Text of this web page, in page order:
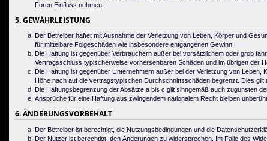
Foren Einfluss nehmen.
5. GEWÄHRLEISTUNG
Der Betreiber haftet mit Ausnahme der Verletzung von Leben, Körper und
für mittelbare Folgeschäden wie insbesondere entgangenen Gewinn.
Die Haftung ist gegenüber Verbrauchern außer bei vorsätzlichem oder grob
Vertragsschluss typischerweise vorhersehbaren Schäden und im übrigen der
Die Haftung ist gegenüber Unternehmern außer bei der Verletzung von
Höhe nach auf die vertragstypischen Durchschnittsschäden begrenzt. Dies
Die Haftungsbegrenzung der Absätze a bis c gilt sinngemäß auch zugunsten
Ansprüche für eine Haftung aus zwingendem nationalem Recht bleiben
6. ÄNDERUNGSVORBEHALT
Der Betreiber ist berechtigt, die Nutzungsbedingungen und die
Der Nutzer ist berechtigt, den Änderungen zu widersprechen. Im Falle des